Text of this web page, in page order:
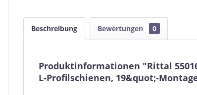
Beschreibung Bewertungen 0
Produktinformationen "Rittal
L-Profilschienen, 19&quot;-